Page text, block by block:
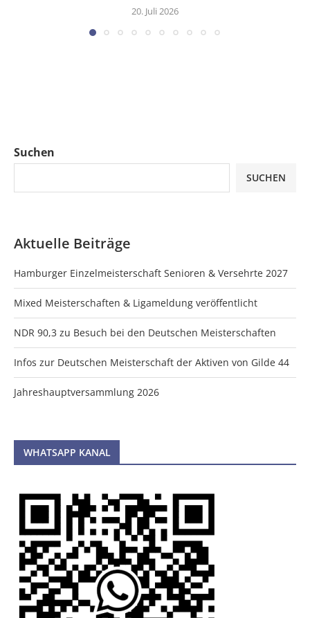
20. Juli 2026
Suchen
SUCHEN
Aktuelle Beiträge
Hamburger Einzelmeisterschaft Senioren & Versehrte 2027
Mixed Meisterschaften & Ligameldung veröffentlicht
NDR 90,3 zu Besuch bei den Deutschen Meisterschaften
Infos zur Deutschen Meisterschaft der Aktiven von Gilde 44
Jahreshauptversammlung 2026
WHATSAPP KANAL